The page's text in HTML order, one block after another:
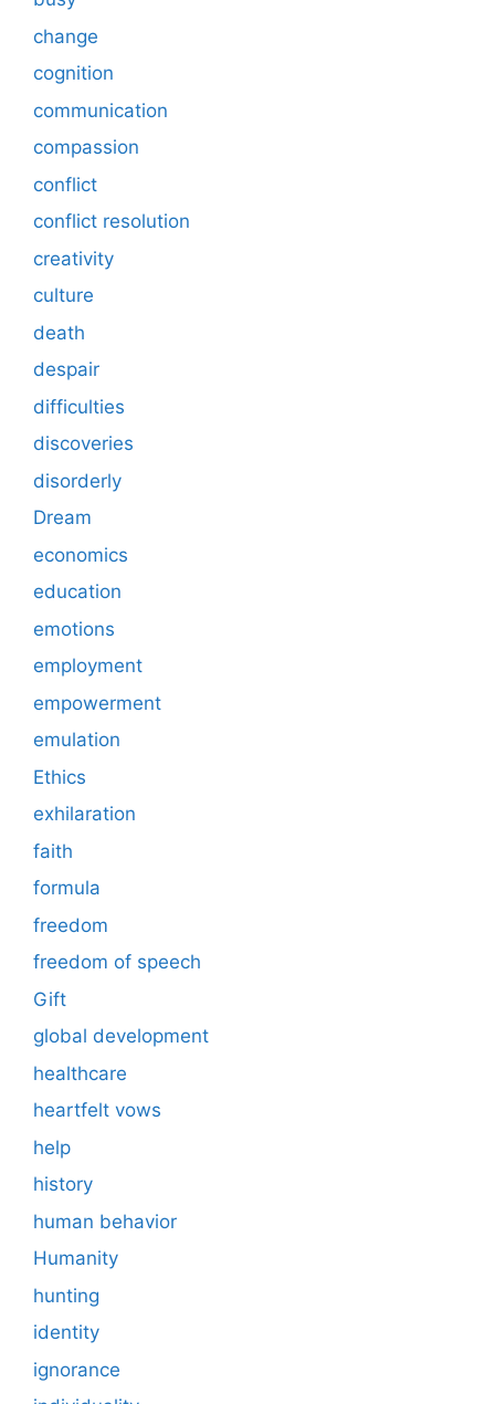
change
cognition
communication
compassion
conflict
conflict resolution
creativity
culture
death
despair
difficulties
discoveries
disorderly
Dream
economics
education
emotions
employment
empowerment
emulation
Ethics
exhilaration
faith
formula
freedom
freedom of speech
Gift
global development
healthcare
heartfelt vows
help
history
human behavior
Humanity
hunting
identity
ignorance